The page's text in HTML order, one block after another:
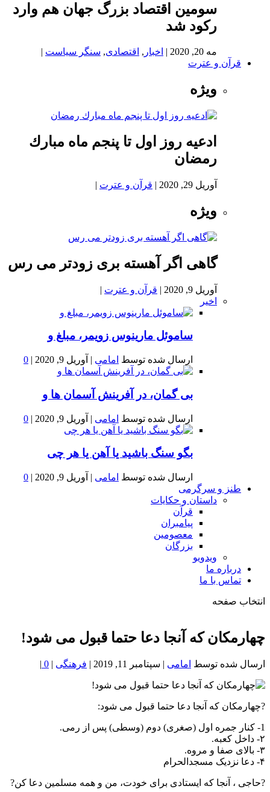
سومین اقتصاد بزرگ جهان هم وارد
رکود شد
مه 20, 2020 | اخبار , اقتصادی, سنگر سیاست |
قرآن و عترت
ویژه
ادعيه روز اول تا پنجم ماه مبارك
رمضان
آوریل 29, 2020 | قرآن و عترت |
ویژه
گاهی اگر آهسته بری زودتر می رس
آوریل 9, 2020 | قرآن و عترت |
اخیر
ساموئل مارینوس زویمر، مبلغ و
ارسال شده توسط امامی | آوریل 9, 2020 |
0
بى گمان، در آفرينش آسمان ها و
ارسال شده توسط امامی | آوریل 9, 2020 |
0
بگو سنگ باشید یا آهن یا هر چی
ارسال شده توسط امامی | آوریل 9, 2020 |
0
طنز و سرگرمی
داستان و حکایات
قرآن
پیامبران
معصومین
بزرگان
ویدویو
درباره ما
تماس با ما
انتخاب صفحه
خون
شمال
چهارمکان که آنجا دعا حتما قبول می شود!
ارسال شده توسط امامی | سپتامبر 11, 2019 | فرهنگی |
0
|
?چهارمکان که آنجا دعا حتما قبول می شود:
1- کنار جمره اول (صغری) دوم (وسطی) پس از رمی.
۲- داخل کعبه.
۳- بالای صفا و مروه.
۴- دعا نزدیک مسجدالحرام
?حاجی ، آنجا که ایستادی برای خودت، من و همه مسلمین دعا کن?